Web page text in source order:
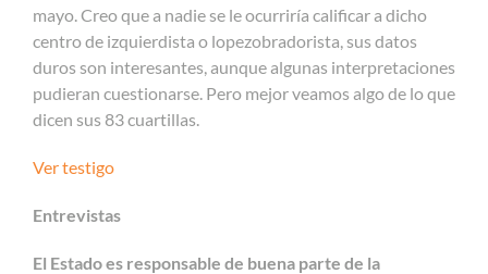
mayo. Creo que a nadie se le ocurriría calificar a dicho
centro de izquierdista o lopezobradorista, sus datos
duros son interesantes, aunque algunas interpretaciones
pudieran cuestionarse. Pero mejor veamos algo de lo que
dicen sus 83 cuartillas.
Ver testigo
Entrevistas
El Estado es responsable de buena parte de la